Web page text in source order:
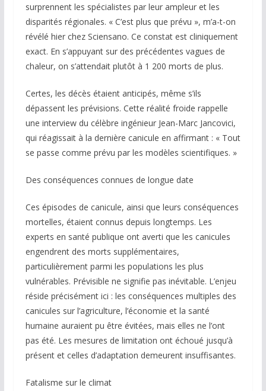
surprennent les spécialistes par leur ampleur et les
disparités régionales. « C’est plus que prévu », m’a-t-on
révélé hier chez Sciensano. Ce constat est cliniquement
exact. En s’appuyant sur des précédentes vagues de
chaleur, on s’attendait plutôt à 1 200 morts de plus.
Certes, les décès étaient anticipés, même s’ils
dépassent les prévisions. Cette réalité froide rappelle
une interview du célèbre ingénieur Jean-Marc Jancovici,
qui réagissait à la dernière canicule en affirmant : « Tout
se passe comme prévu par les modèles scientifiques. »
Des conséquences connues de longue date
Ces épisodes de canicule, ainsi que leurs conséquences
mortelles, étaient connus depuis longtemps. Les
experts en santé publique ont averti que les canicules
engendrent des morts supplémentaires,
particulièrement parmi les populations les plus
vulnérables. Prévisible ne signifie pas inévitable. L’enjeu
réside précisément ici : les conséquences multiples des
canicules sur l’agriculture, l’économie et la santé
humaine auraient pu être évitées, mais elles ne l’ont
pas été. Les mesures de limitation ont échoué jusqu’à
présent et celles d’adaptation demeurent insuffisantes.
Fatalisme sur le climat